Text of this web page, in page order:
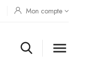
Mon compte
